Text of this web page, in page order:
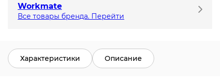
Workmate
Все товары бренда. Перейти
Характеристики Описание